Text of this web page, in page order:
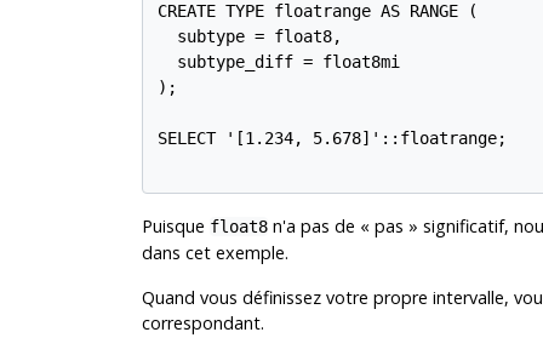
CREATE TYPE floatrange AS RANGE (
  subtype = float8,
  subtype_diff = float8mi
);
SELECT '[1.234, 5.678]'::floatrange;
Puisque float8n'a pas de « pas » significatif,
dans cet exemple.
Quand vous définissez votre propre intervalle,
correspondant.